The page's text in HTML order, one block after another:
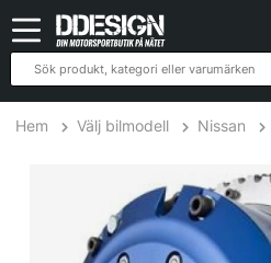
Hem Välj bilmodell Nissan
Nissan Skyline R34 2.6L GTR Pull